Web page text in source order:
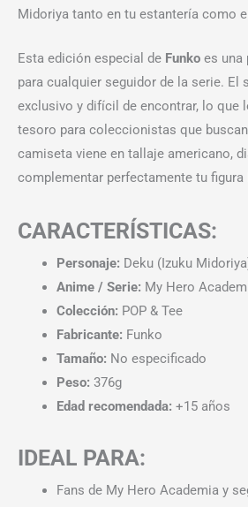
Midoriya tanto en tu estantería como
Esta edición especial de Funko es una
para cualquier seguidor de la serie. El
exclusivo y difícil de encontrar, lo que
tesoro para coleccionistas que
camiseta viene en tallaje americano,
complementar perfectamente tu figura
CARACTERÍSTICAS:
Personaje: Deku (Izuku
Anime / Serie: My Hero
Colección: POP & Tee
Fabricante: Funko
Tamaño: No especificado
Peso: 376g
Edad recomendada: +15 años
IDEAL PARA:
Fans de My Hero Academia y